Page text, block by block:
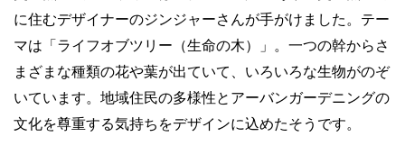
に住むデザイナーのジンジャーさんが手がけました。テー
マは「ライフオブツリー（生命の木）」。一つの幹からさ
まざまな種類の花や葉が出ていて、いろいろな生物がのぞ
いています。地域住民の多様性とアーバンガーデニングの
文化を尊重する気持ちをデザインに込めたそうです。